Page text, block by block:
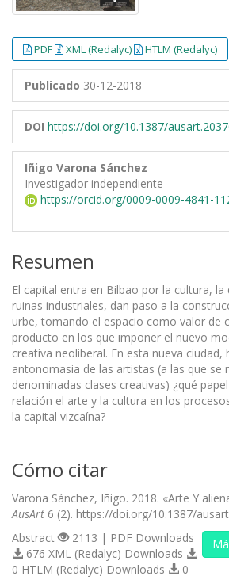
PDF XML (Redalyc) HTLM (Redalyc)
Publicado 30-12-2018
DOI https://doi.org/10.1387/
Iñigo Varona Sánchez
Investigador independiente
https://orcid.org/0009-0009-4841-
Resumen
El capital entra en Bilbao por la cultura,
ruinas industriales, dan paso a la
urbe, tomando el espacio como valor de
producto en los que imponer el nuevo
creativa neoliberal. En esta nueva ciudad,
antonomasia de las artistas (a las que se
denominadas clases creativas) ¿qué
relación el arte y la cultura en los
la capital vizcaína?
Cómo citar
Varona Sánchez, Iñigo. 2018. «Arte Y
AusArt 6 (2). https://doi.org/10.1387/
Abstract
2113 | PDF Downloads
676 XML (Redalyc) Downloads
0 HTLM (Redalyc) Downloads
0